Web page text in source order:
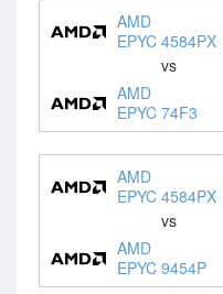
AMD
EPYC 4584PX
vs
AMD
EPYC 74F3
AMD
EPYC 4584PX
vs
AMD
EPYC 9454P